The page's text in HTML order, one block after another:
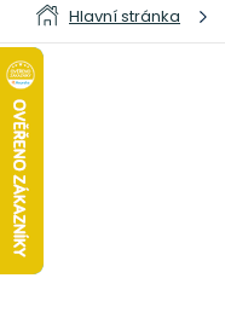
Hlavní stránka